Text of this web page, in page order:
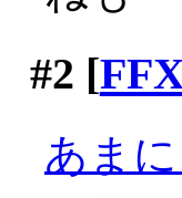
#2 [
あま